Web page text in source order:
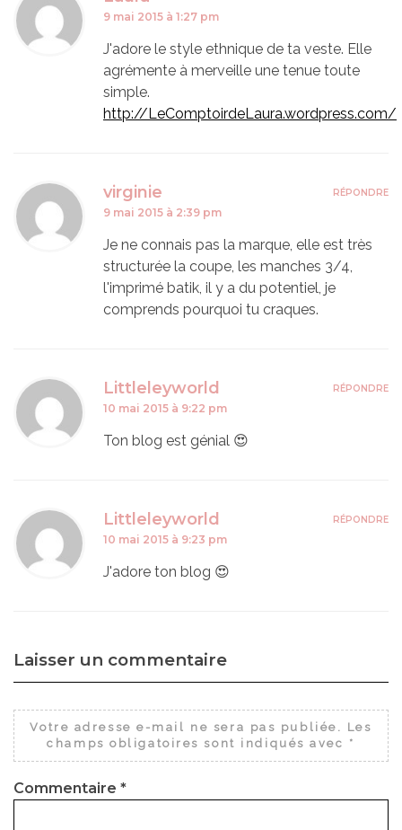
9 mai 2015 à 1:27 pm
J'adore le style ethnique de ta veste. Elle
agrémente à merveille une tenue toute
simple.
http://LeComptoirdeLaura.wordpress.com/
virginie
9 mai 2015 à 2:39 pm
Je ne connais pas la marque, elle est très
structurée la coupe, les manches 3/4,
l'imprimé batik, il y a du potentiel, je
comprends pourquoi tu craques.
RÉPONDRE
Littleleyworld
10 mai 2015 à 9:22 pm
Ton blog est génial 😍
RÉPONDRE
Littleleyworld
10 mai 2015 à 9:23 pm
J'adore ton blog 😍
RÉPONDRE
Laisser un commentaire
Votre adresse e-mail ne sera pas publiée.
Les
champs obligatoires sont indiqués avec *
Commentaire *